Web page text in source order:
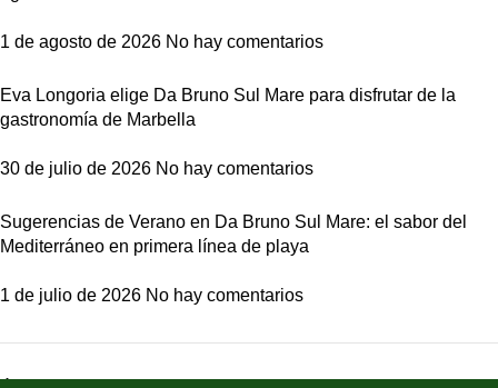
1 de agosto de 2026 No hay comentarios
Eva Longoria elige Da Bruno Sul Mare para disfrutar de la
gastronomía de Marbella
30 de julio de 2026 No hay comentarios
Sugerencias de Verano en Da Bruno Sul Mare: el sabor del
Mediterráneo en primera línea de playa
1 de julio de 2026 No hay comentarios